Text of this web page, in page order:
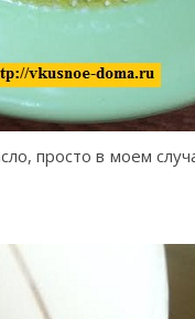
просто в моем